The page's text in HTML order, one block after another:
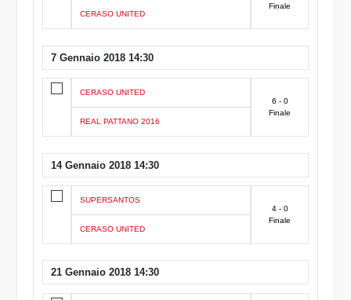
CERASO UNITED
Finale
7 Gennaio 2018 14:30
CERASO UNITED
REAL PATTANO 2016
6 - 0
Finale
14 Gennaio 2018 14:30
SUPERSANTOS
CERASO UNITED
4 - 0
Finale
21 Gennaio 2018 14:30